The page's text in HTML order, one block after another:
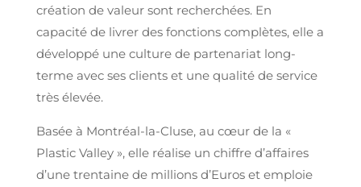
création de valeur sont recherchées. En
capacité de livrer des fonctions complètes, elle a
développé une culture de partenariat long-
terme avec ses clients et une qualité de service
très élevée.
Basée à Montréal-la-Cluse, au cœur de la «
Plastic Valley », elle réalise un chiffre d’affaires
d’une trentaine de millions d’Euros et emploie